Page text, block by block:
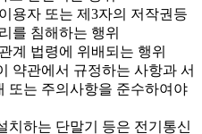
용자 또는 제3자의 저작권등
를 침해하는 행위
계 법령에 위배되는 행위
약관에서 규정하는 사항과 서
또는 주의사항을 준수하여야
하는 단말기 등은 전기통신